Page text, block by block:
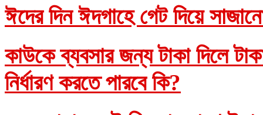
ঈদের দিন ঈদগাহে গেট দিয়ে
কাউকে ব্যবসার জন্য টাকা দিলে
নির্ধারণ করতে পারবে কি?